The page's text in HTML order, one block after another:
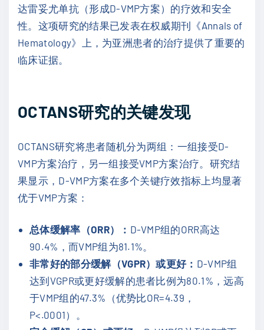
达雷妥尤单抗（形成D-VMP方案）的疗效和安全
性。这项研究的结果已发表在权威期刊《Annals of
Hematology》上，为亚洲患者的治疗提供了重要的
临床证据。
OCTANS研究的关键发现
OCTANS研究将患者随机分为两组：一组接受D-
VMP方案治疗，另一组接受VMP方案治疗。研究结
果显示，D-VMP方案在多个关键疗效指标上均显著
优于VMP方案：
总体缓解率（ORR）： D-VMP组的ORR高达
90.4%，而VMP组为81.1%。
非常好的部分缓解（VGPR）或更好： D-VMP组
达到VGPR或更好缓解的患者比例为80.1%，远高
于VMP组的47.3%（优势比OR=4.39，
P<.0001）。